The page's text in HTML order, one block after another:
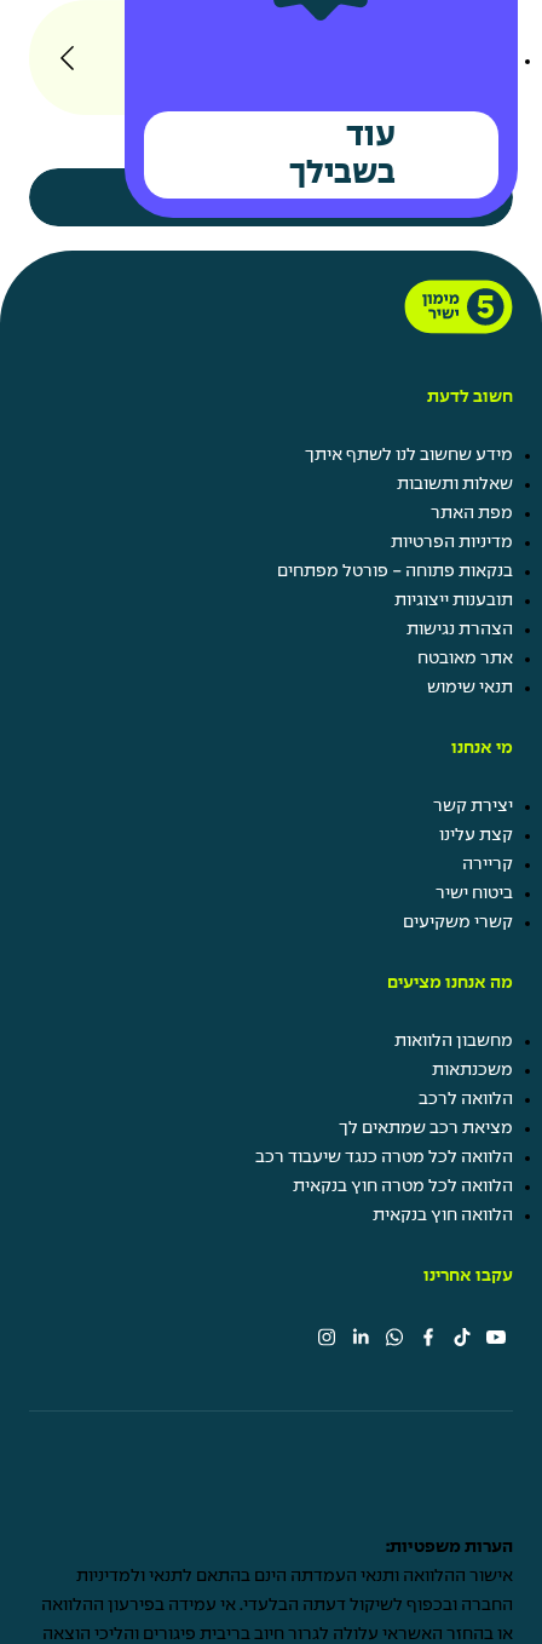
חופש ביום הולדת
עוד
בשבילך
תן ביס
קרן מלגות
נופש חברה
ערבי גיבוש ומסיבות
הטבות בביטוח ישיר
תראו לי עוד
חשוב לדעת
מידע שחשוב לנו לשתף איתך
שאלות ותשובות
מפת האתר
מדיניות הפרטיות
בנקאות פתוחה - פורטל מפתחים
תובענות ייצוגיות
הצהרת נגישות
אתר מאובטח
תנאי שימוש
מי אנחנו
יצירת קשר
קצת עלינו
קריירה
ביטוח ישיר
קשרי משקיעים
מה אנחנו מציעים
מחשבון הלוואות
משכנתאות
הלוואה לרכב
מציאת רכב שמתאים לך
הלוואה לכל מטרה כנגד שיעבוד רכב
הלוואה לכל מטרה חוץ בנקאית
הלוואה חוץ בנקאית
עקבו אחרינו
הערות משפטיות:
אישור ההלוואה ותנאי העמדתה הינם בהתאם לתנאי ולמדיניות
החברה ובכפוף לשיקול דעתה הבלעדי. אי עמידה בפירעון ההלוואה
או בהחזר האשראי עלולה לגרור חיוב בריבית פיגורים והליכי הוצאה